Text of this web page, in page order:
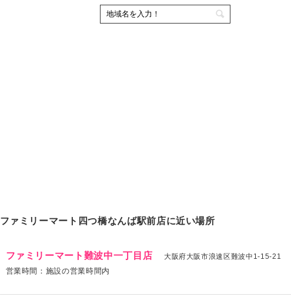
ファミリーマート四つ橋なんば駅前店に近い場所
ファミリーマート難波中一丁目店 大阪府大阪市浪速区難波中1-15-21
営業時間：施設の営業時間内